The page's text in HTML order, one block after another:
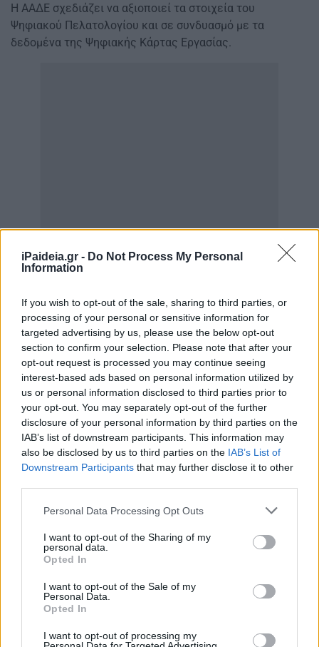
iPaideia.gr - Do Not Process My Personal
Information
If you wish to opt-out of the sale, sharing to third parties, or
processing of your personal or sensitive information for
targeted advertising by us, please use the below opt-out
section to confirm your selection. Please note that after your
opt-out request is processed you may continue seeing
interest-based ads based on personal information utilized by
us or personal information disclosed to third parties prior to
your opt-out. You may separately opt-out of the further
disclosure of your personal information by third parties on the
IAB’s list of downstream participants. This information may
also be disclosed by us to third parties on the IAB’s List of
Downstream Participants that may further disclose it to other
Please note that this website/app uses one or more Google
not limited to your visit or usage behaviour. You may click to
grant or deny consent to Google and its third-party tags to
use your data for below specified purposes in below Google
consent section.
Personal Data Processing Opt Outs
I want to opt-out of the Sharing of my
personal data.
Opted In
I want to opt-out of the Sale of my
Personal Data.
Opted In
I want to opt-out of processing my
Η ΑΑΔΕ σχεδιάζει να αξιοποιεί τα στοιχεία του
Ψηφιακού Πελατολογίου και σε συνδυασμό με τα
δεδομένα της Ψηφιακής Κάρτας Εργασίας.
Εάν, για παράδειγμα, μια επιχείρηση εμφανίζει αυξημένη
εργαζομένων σε βάρδια, θα ενεργοποιείται αυτόματα
ένδειξη κινδύνου τόσο για πιθανή φοροδιαφυγή όσο και
Τα αποτελέσματα των ελέγχων
Τα στοιχεία από την εφαρμογή του Ψηφιακού